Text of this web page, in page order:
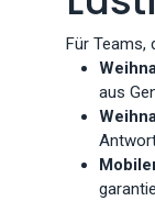
Für Teams,
aus